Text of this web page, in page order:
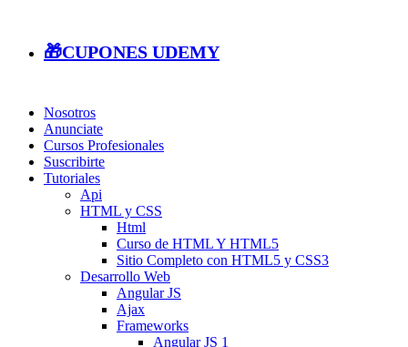
🎁CUPONES UDEMY
Nosotros
Anunciate
Cursos Profesionales
Suscribirte
Tutoriales
Api
HTML y CSS
Html
Curso de HTML Y HTML5
Sitio Completo con HTML5 y CSS3
Desarrollo Web
Angular JS
Ajax
Frameworks
Angular JS 1